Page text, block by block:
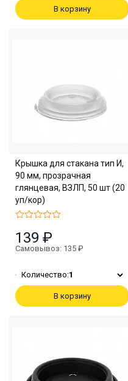
В корзину
Крышка для стакана тип И,
90 мм, прозрачная
глянцевая, ВЗЛП, 50 шт (20
уп/кор)
139 ₽
Самовывоз: 135 ₽
Количество:1
В корзину